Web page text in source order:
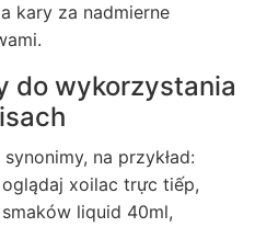
kary za nadmierne
do wykorzystania
na przykład:
xoilac trực tiếp,
liquid 40ml,